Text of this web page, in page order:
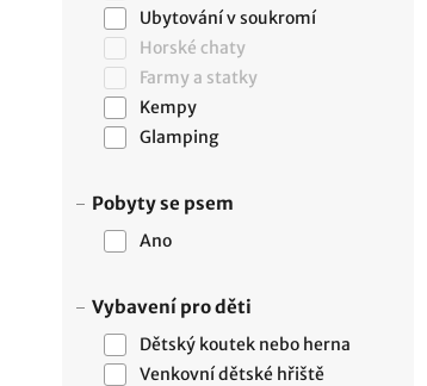
Ubytování v soukromí
Horské chaty
Farmy a statky
Kempy
Glamping
Pobyty se psem
Ano
Vybavení pro děti
Dětský koutek nebo herna
Venkovní dětské hřiště